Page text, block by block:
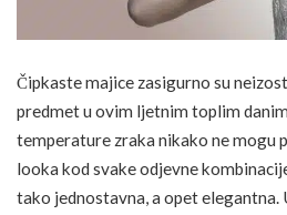
Čipkaste majice zasigurno su
predmet u ovim ljetnim toplim
temperature zraka nikako ne mogu
looka kod svake odjevne
tako jednostavna, a opet elegantna.